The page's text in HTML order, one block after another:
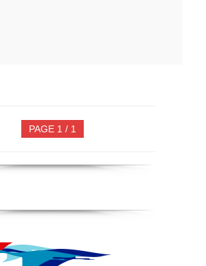
PAGE 1 / 1